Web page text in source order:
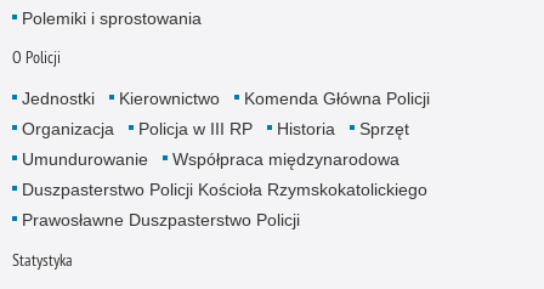
Polemiki i sprostowania
O Policji
Jednostki Kierownictwo
Komenda Główna Policji
Organizacja
Policja w III RP Historia
Sprzęt
Umundurowanie
Współpraca międzynarodowa
Duszpasterstwo Policji Kościoła Rzymskokatolickiego
Prawosławne Duszpasterstwo Policji
Statystyka